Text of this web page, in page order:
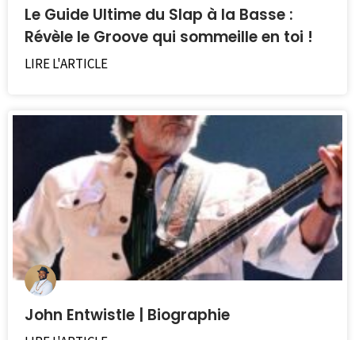
Le Guide Ultime du Slap à la Basse :
Révèle le Groove qui sommeille en toi !
LIRE L'ARTICLE
John Entwistle | Biographie